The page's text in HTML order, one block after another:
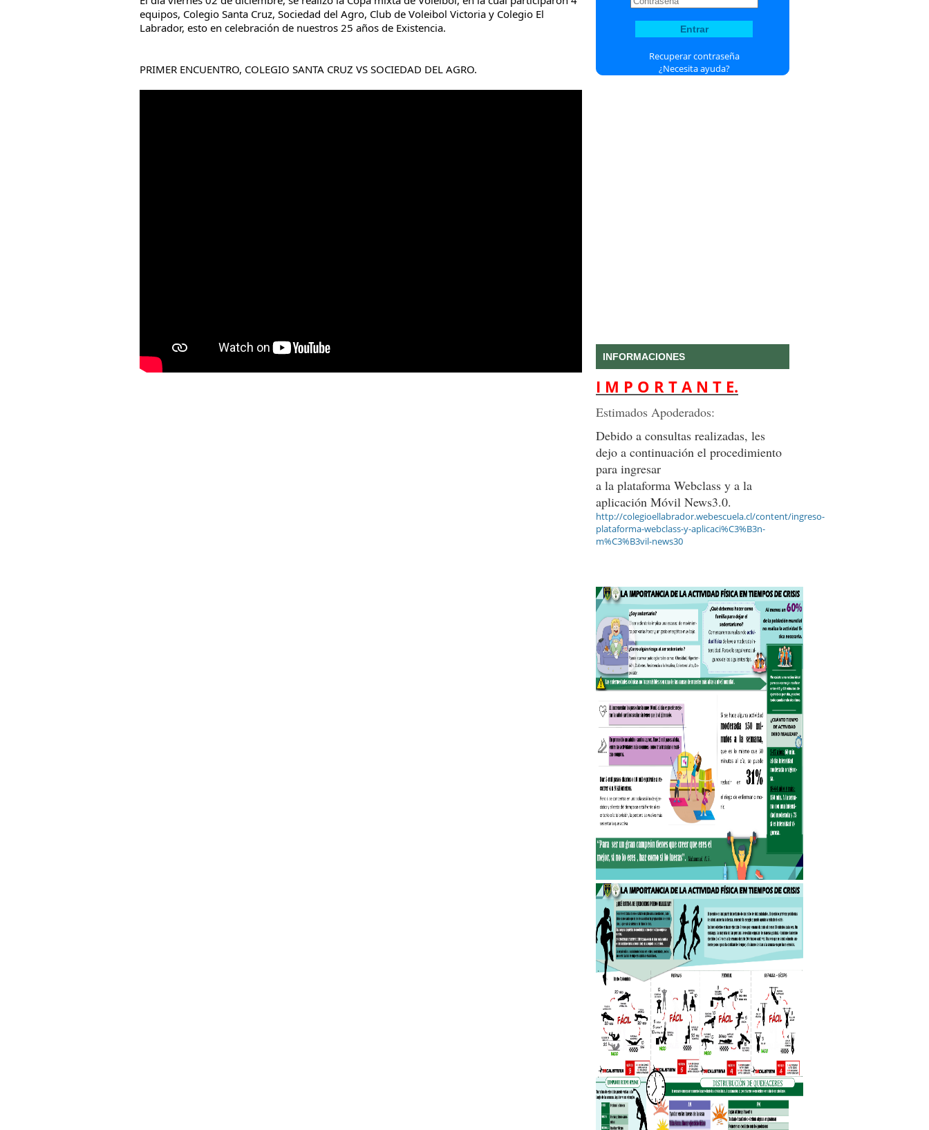
equipos, Colegio Santa Cruz, Sociedad del Agro, Club de Voleibol Victoria y Colegio El
Labrador, esto en celebración de nuestros 25 años de Existencia.
PRIMER ENCUENTRO, COLEGIO SANTA CRUZ VS SOCIEDAD DEL AGRO.
Recuperar contraseña
¿Necesita ayuda?
INFORMACIONES
I M P O R T A N T E.
Estimados Apoderados:
Debido a consultas realizadas, les
dejo a continuación el procedimiento
para ingresar
a la plataforma Webclass y a la
aplicación Móvil News3.0.
http://colegioellabrador.webescuela.cl/content/ingreso-
plataforma-webclass-y-aplicaci%C3%B3n-
m%C3%B3vil-news30